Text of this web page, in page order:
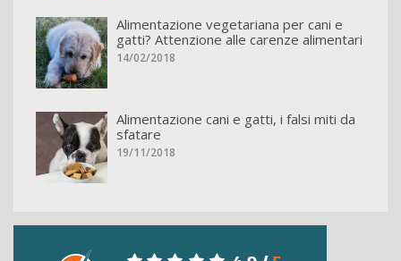
Alimentazione vegetariana per cani e
gatti? Attenzione alle carenze alimentari
14/02/2018
Alimentazione cani e gatti, i falsi miti da
sfatare
19/11/2018